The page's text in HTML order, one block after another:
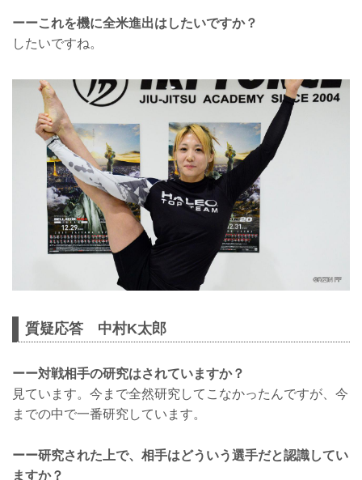
ーーこれを機に全米進出はしたいですか？
したいですね。
質疑応答 中村K太郎
ーー対戦相手の研究はされていますか？
見ています。今まで全然研究してこなかったんですが、今
までの中で一番研究しています。
ーー研究された上で、相手はどういう選手だと認識してい
ますか？